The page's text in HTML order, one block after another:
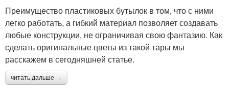
Преимущество пластиковых бутылок в том, что с ними
легко работать, а гибкий материал позволяет создавать
любые конструкции, не ограничивая свою фантазию. Как
сделать оригинальные цветы из такой тары мы
расскажем в сегодняшней статье.
читать дальше →